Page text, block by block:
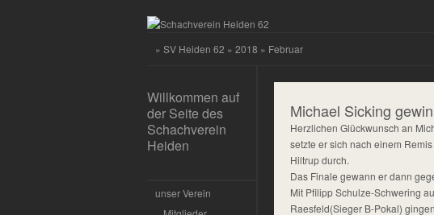
» SV Heiden 62 » 2018 » Februar
Willkommen auf
der Seite des
Schachverein
Heiden
unser Verein
Michael Sicking
Herzlichen Glückwunsch an
setzte er sich nach einem
Hiltrup durch.
Das Finale gewann er dann
Mit Pfilipp Schulze-Schwering
Raesfeld(Sieger B-Pokal)